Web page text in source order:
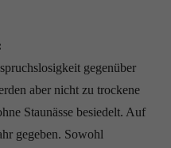
gegenüber
aber nicht zu trockene
Staunässe besiedelt. Auf
gegeben. Sowohl